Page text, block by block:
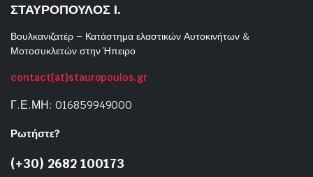
ΣΤΑΥΡΟΠΟΥΛΟΣ Ι.
Βουλκανιζατέρ – Κατάστημα ελαστικών Αυτοκινήτων &
Μοτοσυκλετών στην Ήπειρο
contact{at}stauropoulos.gr
Γ.Ε.ΜΗ: 016859949000
Ρωτήστε?
(+30) 2682 100173